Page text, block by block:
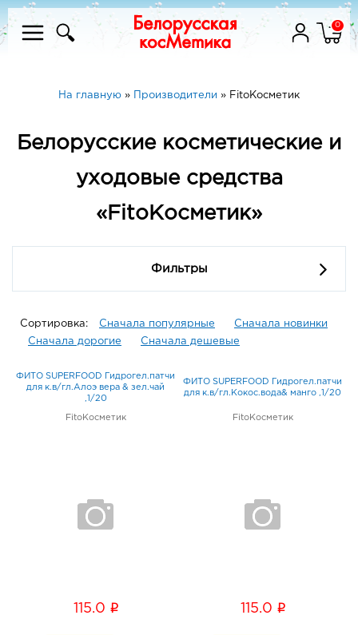
0
На главную » Производители » FitoКосметик
Белорусские косметические и
уходовые средства
«FitoКосметик»
Фильтры
Сортировка: Сначала популярные
Сначала новинки
Сначала дорогие
Сначала дешевые
ФИТО SUPERFOOD Гидрогел.патчи
для к.в/гл.Алоэ вера & зел.чай
,1/20
FitoКосметик
115.0 i
ФИТО SUPERFOOD Гидрогел.патчи
для к.в/гл.Кокос.вода& манго ,1/20
FitoКосметик
115.0 i